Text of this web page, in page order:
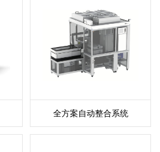
全方案自动整合系统